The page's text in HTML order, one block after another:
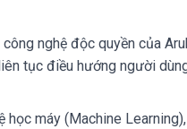
nghệ độc quyền của
tục điều hướng người
học máy (Machine